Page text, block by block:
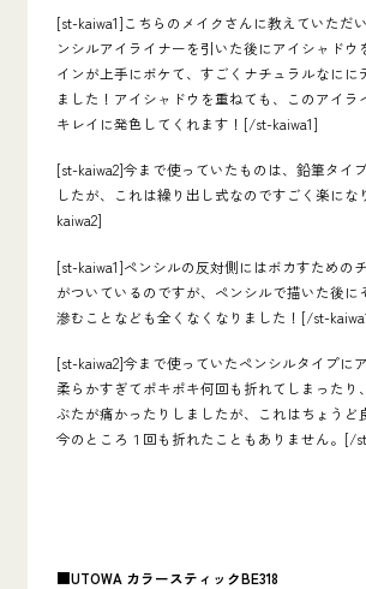
[st-kaiwa1]こちらのメイクさんに教えていただ
ンシルアイライナーを引いた後にアイシャドウ
インが上手にボケて、すごくナチュラルなにに
ました！アイシャドウを重ねても、このアイラ
キレイに発色してくれます！[/st-kaiwa1]
[st-kaiwa2]今まで使っていたものは、鉛筆タイ
したが、これは繰り出し式なのですごく楽に
kaiwa2]
[st-kaiwa1]ペンシルの反対側にはボカすための
がついているのですが、ペンシルで描いた後に
滲むことなども全くなくなりました！[/st-
[st-kaiwa2]今まで使っていたペンシルタイプに
柔らかすぎてポキポキ何回も折れてしまったり
ぶたが痛かったりしましたが、これはちょうど
今のところ１回も折れたこともありません。[/
■UTOWA カラースティックBE318